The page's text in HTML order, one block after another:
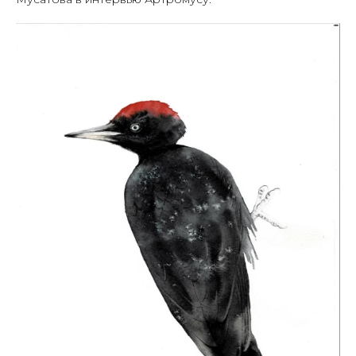
Навигация Контакты
WhatsApp
Разработка и техническая поддержка сайтов
Политика обработки персональных данных
›
Будьте в курсе, подпишитесь